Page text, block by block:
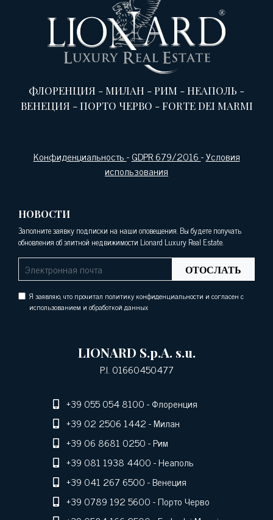
ФЛОРЕНЦИЯ -МИЛАН -РИМ -НЕАПОЛЬ -
ВЕНЕЦИЯ -ПОРТО ЧЕРВО -FORTE DEI MARMI
Конфиденциальность-GDPR 679/2016-Условия
использования
НОВОСТИ
Заполните заявку подписки на наши оповещения. Вы будете получать
обновления об элитной недвижимости Lionard Luxury Real Estate.
ОТОСЛАТЬ
Я заявляю, что прочитал политику конфиденциальности и согласен с
использованием и обработкой данных
LIONARD S.p.A. s.u.
P.I. 01660450477
+39 055 054 8100- Флоренция
+39 02 2506 1442- Милан
+39 06 8681 0250- Рим
+39 081 1938 4400- Неаполь
+39 041 267 6500- Венеция
+39 0789 192 5600- Порто Черво